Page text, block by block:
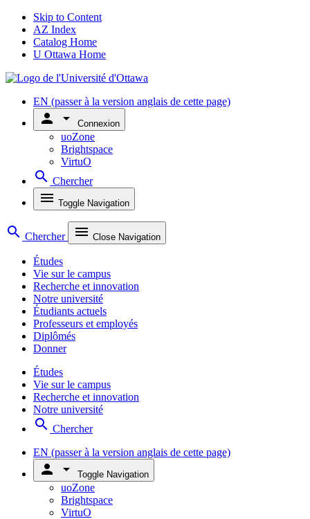
Skip to Content
AZ Index
Catalog Home
U Ottawa Home
EN (passer à la version anglais de cette page)
person arrow_drop_down Connexion
uoZone
Brightspace
VirtuO
search Chercher
menu Toggle Navigation
search Chercher menu Close Navigation
Études
Vie sur le campus
Recherche et innovation
Notre université
Étudiants actuels
Professeurs et employés
Diplômés
Donner
Études
Vie sur le campus
Recherche et innovation
Notre université
search Chercher
EN (passer à la version anglais de cette page)
person arrow_drop_down Toggle Navigation
uoZone
Brightspace
VirtuO